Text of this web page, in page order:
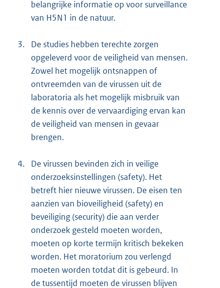
belangrijke informatie op voor surveillance
van H5N1 in de natuur.
3.
De studies hebben terechte zorgen
opgeleverd voor de veiligheid van mensen.
Zowel het mogelijk ontsnappen of
ontvreemden van de virussen uit de
laboratoria als het mogelijk misbruik van
de kennis over de vervaardiging ervan kan
de veiligheid van mensen in gevaar
brengen.
4.
De virussen bevinden zich in veilige
onderzoeksinstellingen (safety). Het
betreft hier nieuwe virussen. De eisen ten
aanzien van bioveiligheid (safety) en
beveiliging (security) die aan verder
onderzoek gesteld moeten worden,
moeten op korte termijn kritisch bekeken
worden. Het moratorium zou verlengd
moeten worden totdat dit is gebeurd. In
de tussentijd moeten de virussen blijven